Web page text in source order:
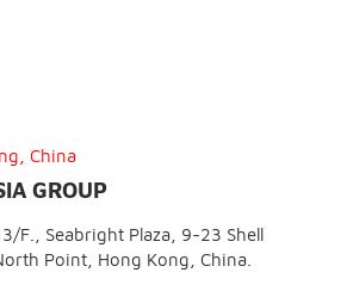
China
GROUP
F., Seabright Plaza, 9-23 Shell
Point, Hong Kong, China.